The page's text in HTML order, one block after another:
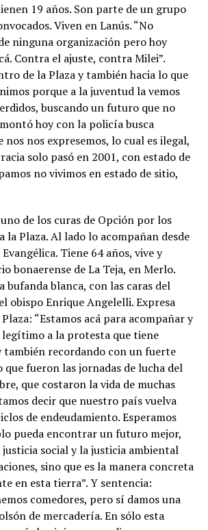
19 años. Son parte de un grupo
Viven en Lanús. “No
ninguna organización pero hoy
Contra el ajuste, contra Milei”.
de la Plaza y también hacia lo que
porque a la juventud la vemos
buscando un futuro que no
hoy con la policía busca
nos expresemos, lo cual es ilegal,
solo pasó en 2001, con estado de
no vivimos en estado de sitio,
de los curas de Opción por los
la Plaza. Al lado lo acompañan desde
Tiene 64 años, vive y
bonaerense de La Teja, en Merlo.
bufanda blanca, con las caras del
obispo Enrique Angelelli. Expresa
“Estamos acá para acompañar y
legítimo a la protesta que tiene
también recordando con un fuerte
que fueron las jornadas de lucha del
que costaron la vida de muchas
decir que nuestro país vuelva
de endeudamiento. Esperamos
pueda encontrar un futuro mejor,
social y la justicia ambiental
sino que es la manera concreta
en esta tierra”. Y sentencia:
comedores, pero sí damos una
de mercadería. En sólo esta